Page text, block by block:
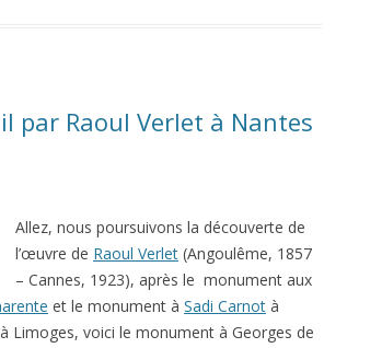
par Raoul Verlet à Nantes
Allez, nous poursuivons la découverte de
l’œuvre de Raoul Verlet (Angoulême, 1857
– Cannes, 1923), après le monument aux
et le monument à Sadi Carnot à
à Limoges, voici le monument à Georges de